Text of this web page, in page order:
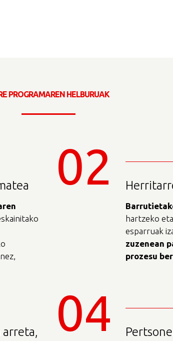
PROGRAMAREN HELBURUAK
02
hartzeko
esparruak
zuzenean
prozesu
04